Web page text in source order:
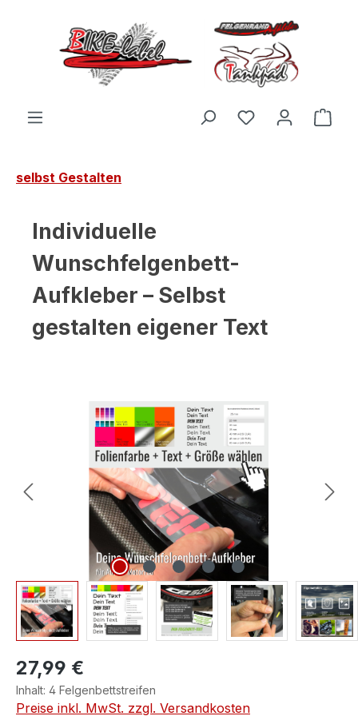
Zum Hauptinhalt springen
Du hast 0
selbst Gestalten
Individuelle
Wunschfelgenbett-
Aufkleber – Selbst
gestalten eigener Text
Bildergalerie überspringen
27,99 €
Inhalt: 4 Felgenbettstreifen
Preise inkl. MwSt. zzgl. Versandkosten